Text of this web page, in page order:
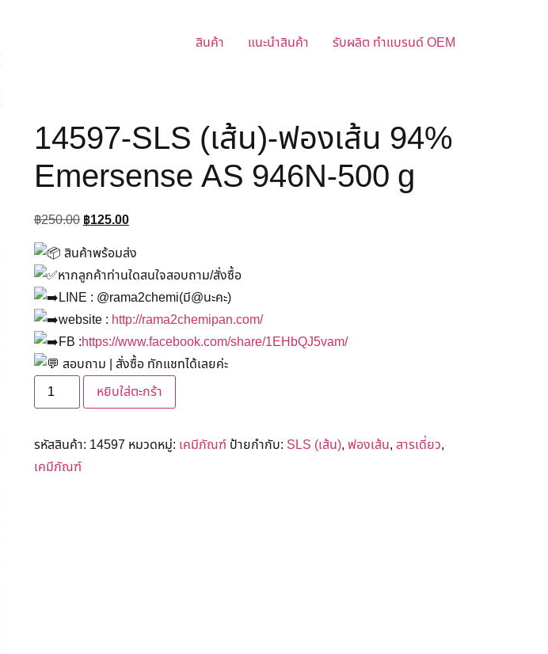
สินค้า แนะนำสินค้า รับผลิต ทำแบรนด์ OEM
14597-SLS (เส้น)-ฟองเส้น 94%
Emersense AS 946N-500 g
฿250.00฿125.00
สินค้าพร้อมส่ง
หากลูกค้าท่านใดสนใจสอบถาม/สั่งซื้อ
LINE : @rama2chemi(มี@นะคะ)
website : http://rama2chemipan.com/
FB :https://www.facebook.com/share/1EHbQJ5vam/
สอบถาม | สั่งซื้อ ทักแชทได้เลยค่ะ
หยิบใส่ตะกร้า
รหัสสินค้า: 14597 หมวดหมู่: เคมีภัณฑ์ ป้ายกำกับ: SLS (เส้น), ฟองเส้น, สารเดี่ยว,
เคมีภัณฑ์